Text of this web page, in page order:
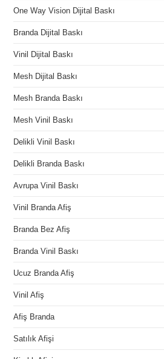
One Way Vision Dijital Baskı
Branda Dijital Baskı
Vinil Dijital Baskı
Mesh Dijital Baskı
Mesh Branda Baskı
Mesh Vinil Baskı
Delikli Vinil Baskı
Delikli Branda Baskı
Avrupa Vinil Baskı
Vinil Branda Afiş
Branda Bez Afiş
Branda Vinil Baskı
Ucuz Branda Afiş
Vinil Afiş
Afiş Branda
Satılık Afişi